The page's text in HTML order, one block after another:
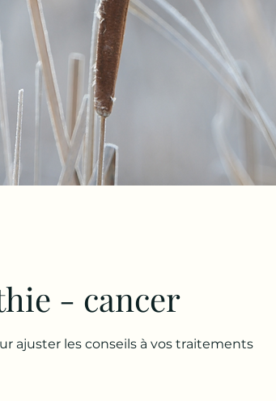
- cancer
ajuster les conseils à vos traitements